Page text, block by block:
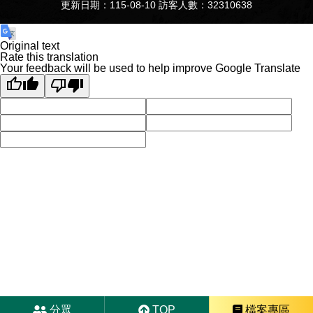
更新日期：115-08-10 訪客人數：32310638
分眾 TOP 檔案專區
Original text
Rate this translation
Your feedback will be used to help improve Google Translate